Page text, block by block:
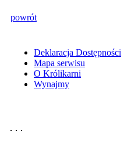
powrót
Deklaracja Dostępności
Mapa serwisu
O Królikarni
Wynajmy